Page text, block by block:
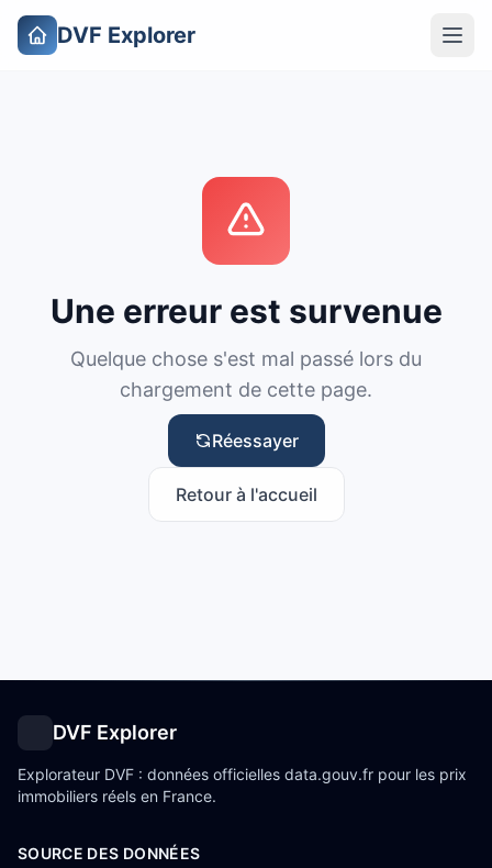
DVF Explorer
Une erreur est survenue
Quelque chose s'est mal passé lors du
chargement de cette page.
Réessayer
Retour à l'accueil
DVF Explorer
Explorateur DVF : données officielles data.gouv.fr pour les prix
immobiliers réels en France.
SOURCE DES DONNÉES